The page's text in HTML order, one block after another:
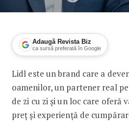
Adaugă Revista Biz
ca sursă preferată în Google
Sabin Fane, Lidl
Lidl este un brand care a
oamenilor, un partener real
de zi cu zi și un loc care oferă
preț și experiență de